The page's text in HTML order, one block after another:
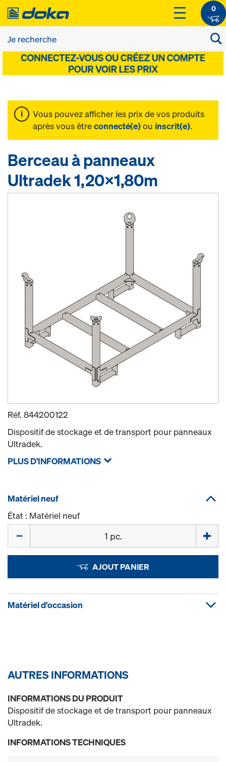
0
Vous pouvez afficher les prix de vos produits
après vous êtreconnecté(e)ou inscrit(e).
Berceau à panneaux
Ultradek 1,20x1,80m
Réf. 844200122
Dispositif de stockage et de transport pour panneaux
Ultradek.
PLUS D'INFORMATIONS
Matériel neuf
État : Matériel neuf
AJOUT PANIER
Matériel d'occasion
AUTRES INFORMATIONS
INFORMATIONS DU PRODUIT
Dispositif de stockage et de transport pour panneaux
Ultradek.
INFORMATIONS TECHNIQUES